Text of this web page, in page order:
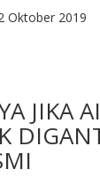
Oktober 2019
JIKA